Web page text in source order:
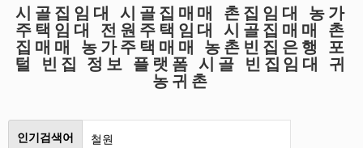
시골집임대 시골집매매 촌집임대 농가
주택임대 전원주택임대 시골집매매 촌
집매매 농가주택매매 농촌빈집은행 포
털 빈집 정보 플랫폼 시골 빈집임대 귀
농귀촌
인기검색어
철원